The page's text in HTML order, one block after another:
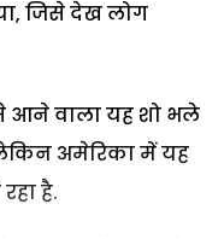
जिसे देख लोग
आने वाला यह शो भले
अमेरिका में यह
है.